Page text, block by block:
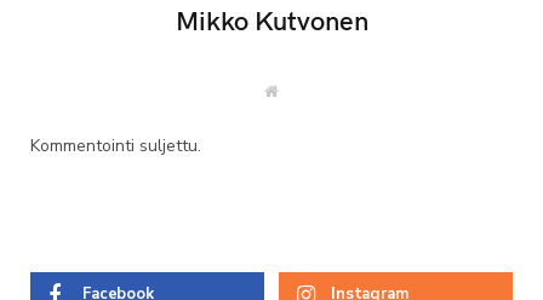
Mikko Kutvonen
W
Kommentointi suljettu.
Facebook Instagram